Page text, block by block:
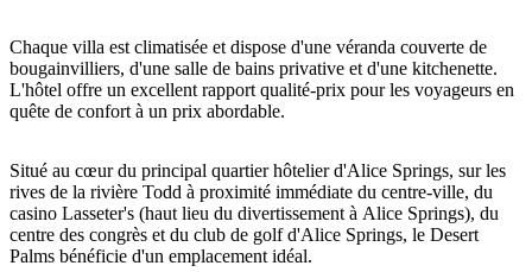
Rechercher:
Sign
up
Chaque villa est climatisée et dispose d'une véranda couverte de
bougainvilliers, d'une salle de bains privative et d'une kitchenette.
L'hôtel offre un excellent rapport qualité-prix pour les voyageurs en
quête de confort à un prix abordable.
Situé au cœur du principal quartier hôtelier d'Alice Springs, sur les
rives de la rivière Todd à proximité immédiate du centre-ville, du
casino Lasseter's (haut lieu du divertissement à Alice Springs), du
centre des congrès et du club de golf d'Alice Springs, le Desert
Palms bénéficie d'un emplacement idéal.